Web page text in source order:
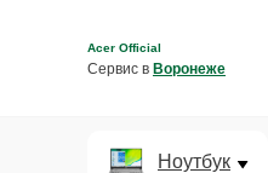
Acer Official
Сервис в Воронеже
Ноутбук